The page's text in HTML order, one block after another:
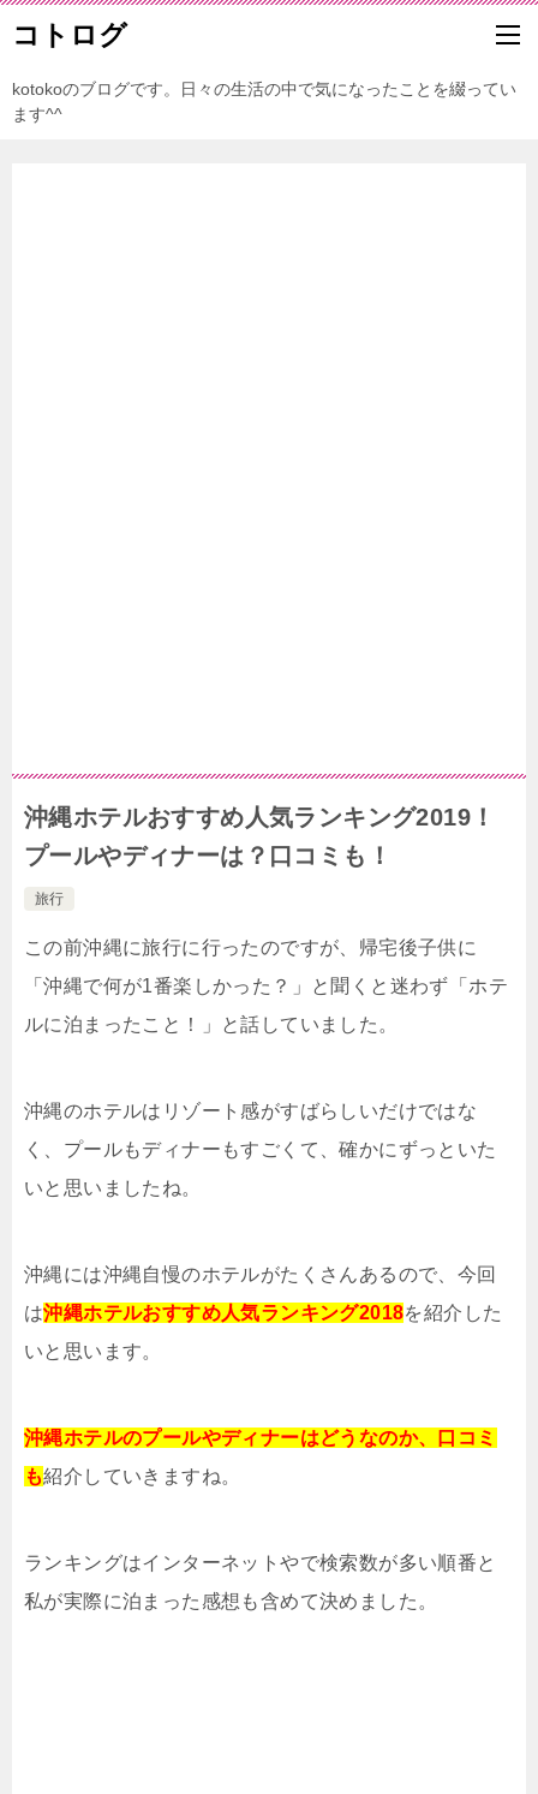
コトログ
kotokoのブログです。日々の生活の中で気になったことを綴ってい
ます^^
沖縄ホテルおすすめ人気ランキング2019！
プールやディナーは？口コミも！
旅行
この前沖縄に旅行に行ったのですが、帰宅後子供に
「沖縄で何が1番楽しかった？」と聞くと迷わず「ホテ
ルに泊まったこと！」と話していました。
沖縄のホテルはリゾート感がすばらしいだけではな
く、プールもディナーもすごくて、確かにずっといた
いと思いましたね。
沖縄には沖縄自慢のホテルがたくさんあるので、今回
は沖縄ホテルおすすめ人気ランキング2018を紹介した
いと思います。
沖縄ホテルのプールやディナーはどうなのか、口コミ
も紹介していきますね。
ランキングはインターネットやで検索数が多い順番と
私が実際に泊まった感想も含めて決めました。